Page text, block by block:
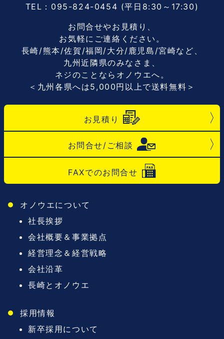
TEL： 095-824-0454 (平日8:30～17:30)
お問合せやお見積り、
お気軽にご連絡ください。
長崎/熊本/佐賀/福岡/大分/鹿児島/宮崎など、
九州近隣県のみなさま、
ネジのことならオノウエへ。
＜九州各県へは5,000円以上で送料無料＞
お見積り
お問合せ/ご相談
FAXでのお問合せ
オノウエについて
社長挨拶
会社概要＆事業拠点
経営理念＆経営戦略
会社沿革
長崎とオノウエ
採用情報
新卒採用について